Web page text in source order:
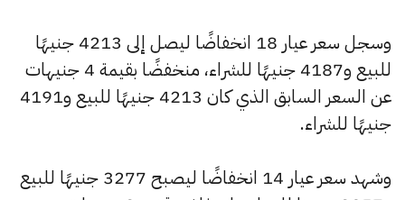
وسجل سعر عيار 18 انخفاضًا ليصل إلى 4213 جنيهًا
للبيع و4187 جنيهًا للشراء، منخفضًا بقيمة 4 جنيهات
عن السعر السابق الذي كان 4213 جنيهًا للبيع و4191
جنيهًا للشراء.
وشهد سعر عيار 14 انخفاضًا ليصبح 3277 جنيهًا للبيع